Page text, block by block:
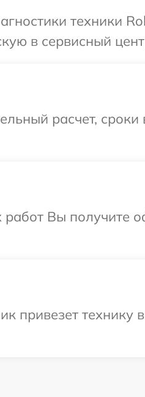
техники
в сервисный
расчет,
работ Вы получите
привезет технику